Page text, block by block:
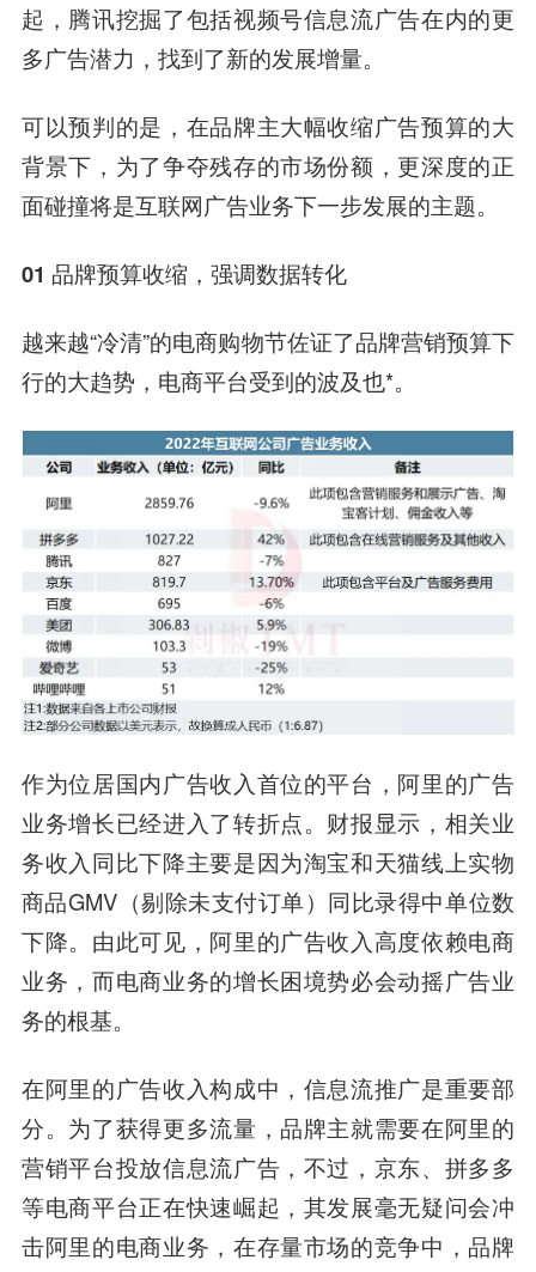
起，腾讯挖掘了包括视频号信息流广告在内的更
多广告潜力，找到了新的发展增量。
可以预判的是，在品牌主大幅收缩广告预算的大
背景下，为了争夺残存的市场份额，更深度的正
面碰撞将是互联网广告业务下一步发展的主题。
01 品牌预算收缩，强调数据转化
越来越“冷清”的电商购物节佐证了品牌营销预算下
行的大趋势，电商平台受到的波及也*。
作为位居国内广告收入首位的平台，阿里的广告
业务增长已经进入了转折点。财报显示，相关业
务收入同比下降主要是因为淘宝和天猫线上实物
商品GMV（剔除未支付订单）同比录得中单位数
下降。由此可见，阿里的广告收入高度依赖电商
业务，而电商业务的增长困境势必会动摇广告业
务的根基。
在阿里的广告收入构成中，信息流推广是重要部
分。为了获得更多流量，品牌主就需要在阿里的
营销平台投放信息流广告，不过，京东、拼多多
等电商平台正在快速崛起，其发展毫无疑问会冲
击阿里的电商业务，在存量市场的竞争中，品牌